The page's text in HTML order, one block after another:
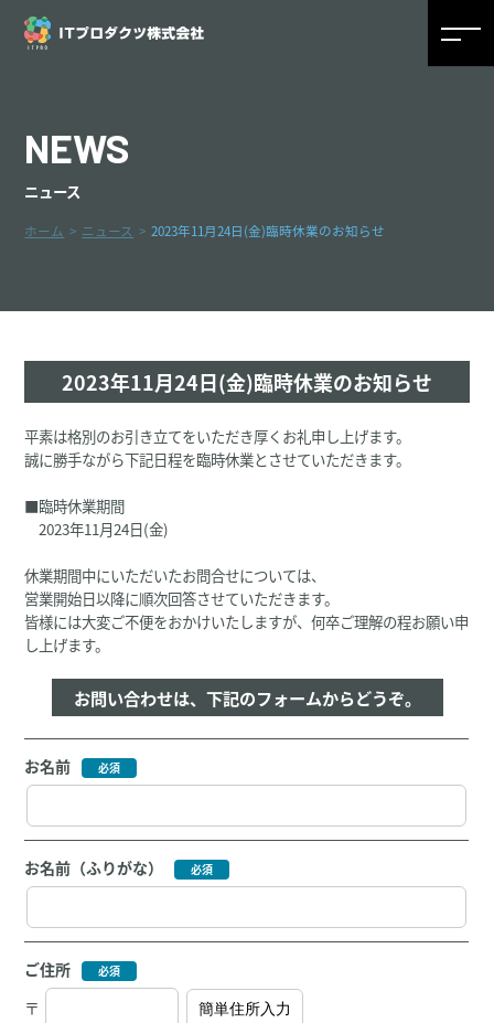
NEWS
ニュース
ホーム ニュース 2023年11月24日(金)臨時休業のお知らせ
2023年11月24日(金)臨時休業のお知らせ
平素は格別のお引き立てをいただき厚くお礼申し上げます。
誠に勝手ながら下記日程を臨時休業とさせていただきます。
■臨時休業期間
2023年11月24日(金)
休業期間中にいただいたお問合せについては、
営業開始日以降に順次回答させていただきます。
皆様には大変ご不便をおかけいたしますが、何卒ご理解の程お願い申
し上げます。
お問い合わせは、下記のフォームからどうぞ。
お名前
お名前（ふりがな）
ご住所
〒